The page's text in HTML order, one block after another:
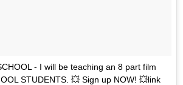
- I will be teaching an 8 part film
STUDENTS. 💥 Sign up NOW! 💥link